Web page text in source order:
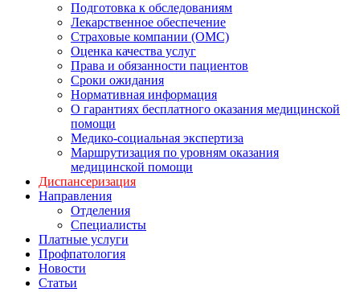
Подготовка к обследованиям
Лекарственное обеспечение
Страховые компании (ОМС)
Оценка качества услуг
Права и обязанности пациентов
Сроки ожидания
Нормативная информация
О гарантиях бесплатного оказания медицинской
помощи
Медико-социальная экспертиза
Маршрутизация по уровням оказания
медицинской помощи
Диспансеризация
Направления
Отделения
Специалисты
Платные услуги
Профпатология
Новости
Статьи